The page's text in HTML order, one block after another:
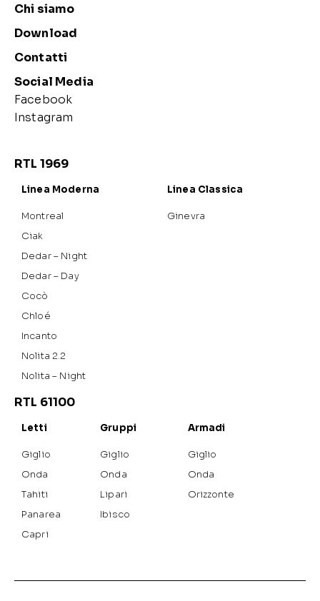
Chi siamo
Download
Contatti
Social Media
Facebook
Instagram
RTL 1969
Linea Moderna
Montreal
Ciak
Dedar – Night
Dedar – Day
Cocò
Chloé
Incanto
Nolita 2.2
Nolita – Night
Linea Classica
Ginevra
RTL 61100
Letti
Giglio
Onda
Tahiti
Panarea
Capri
Gruppi
Giglio
Onda
Lipari
Ibisco
Armadi
Giglio
Onda
Orizzonte